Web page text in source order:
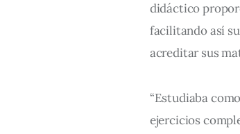
didáctico
facilitando así
acreditar sus
“Estudiaba
ejercicios